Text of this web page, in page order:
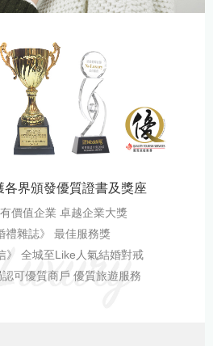
各界頒發優質證書及獎座
價值企業 卓越企業大獎
禮雜誌》 最佳服務獎
》 全城至Like人氣結婚對戒
可優質商戶 優質旅遊服務